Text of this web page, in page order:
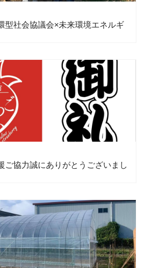
型社会協議会×未来環境エネルギ
ご協力誠にありがとうございまし